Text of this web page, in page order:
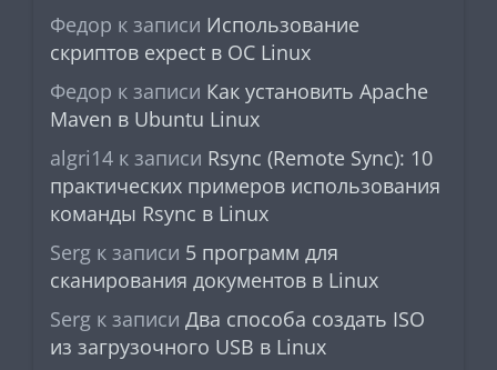
Федор к записи Использование
скриптов expect в ОС Linux
Федор к записи Как установить Apache
Maven в Ubuntu Linux
algri14 к записи Rsync (Remote Sync): 10
практических примеров использования
команды Rsync в Linux
Serg к записи 5 программ для
сканирования документов в Linux
Serg к записи Два способа создать ISO
из загрузочного USB в Linux